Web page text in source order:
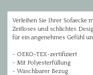
Verleihen Sie Ihrer Sofaecke
Zeitloses und schlichtes
für ein angenehmes Gefühl
- OEKO-TEX-zertifiziert
- Mit Polyesterfüllung
- Waschbarer Bezug